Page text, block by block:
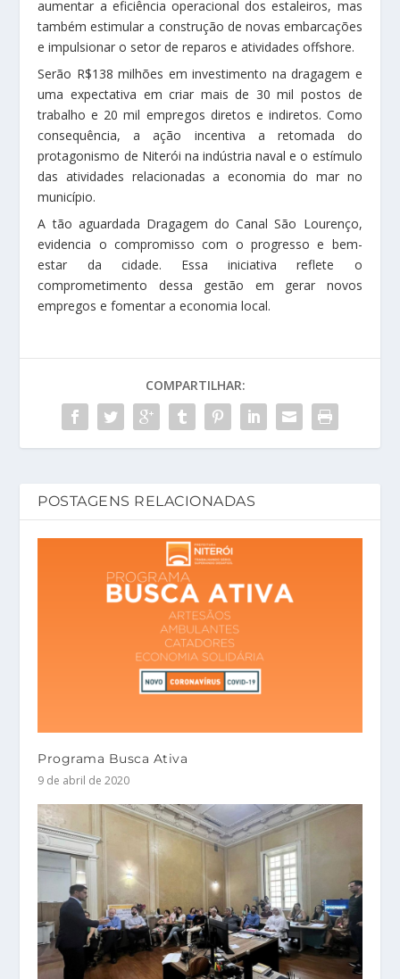
aumentar a eficiência operacional dos estaleiros, mas
também estimular a construção de novas embarcações
e impulsionar o setor de reparos e atividades offshore.
Serão R$138 milhões em investimento na dragagem e
uma expectativa em criar mais de 30 mil postos de
trabalho e 20 mil empregos diretos e indiretos. Como
consequência, a ação incentiva a retomada do
protagonismo de Niterói na indústria naval e o estímulo
das atividades relacionadas a economia do mar no
município.
A tão aguardada Dragagem do Canal São Lourenço,
evidencia o compromisso com o progresso e bem-
estar da cidade. Essa iniciativa reflete o
comprometimento dessa gestão em gerar novos
empregos e fomentar a economia local.
COMPARTILHAR:
POSTAGENS RELACIONADAS
Programa Busca Ativa
9 de abril de 2020